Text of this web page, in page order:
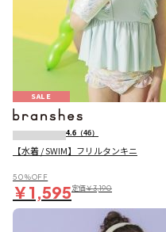
SALE
4.6 （46）
【水着 / SWIM】フリルタンキニ
50％OFF
￥1,595定価￥3,190